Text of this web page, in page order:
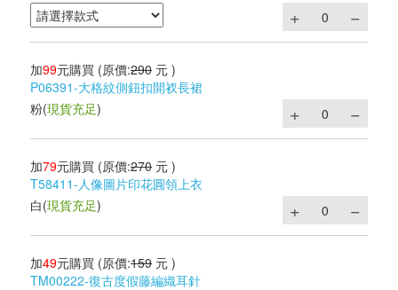
加99元購買 (原價:290 元 )
P06391-大格紋側鈕扣開衩長裙
粉(現貨充足)
加79元購買 (原價:270 元 )
T58411-人像圖片印花圓領上衣
白(現貨充足)
加49元購買 (原價:159 元 )
TM00222-復古度假藤編織耳針